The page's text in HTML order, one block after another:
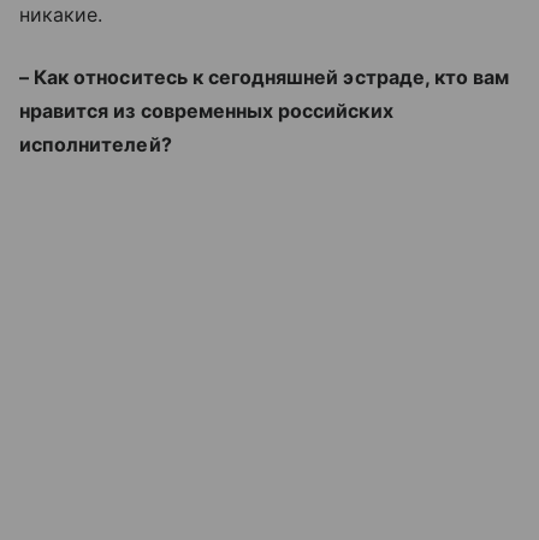
никакие.
– Как относитесь к сегодняшней эстраде, кто вам
нравится из современных российских
исполнителей?